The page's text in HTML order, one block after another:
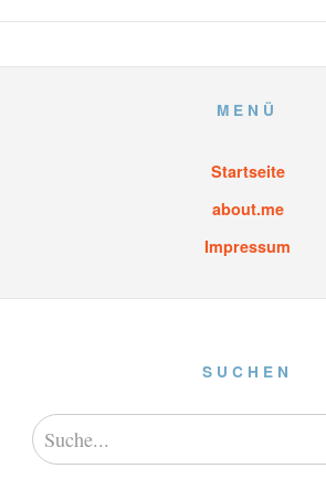
MENÜ
Startseite
about.me
Impressum
SUCHEN